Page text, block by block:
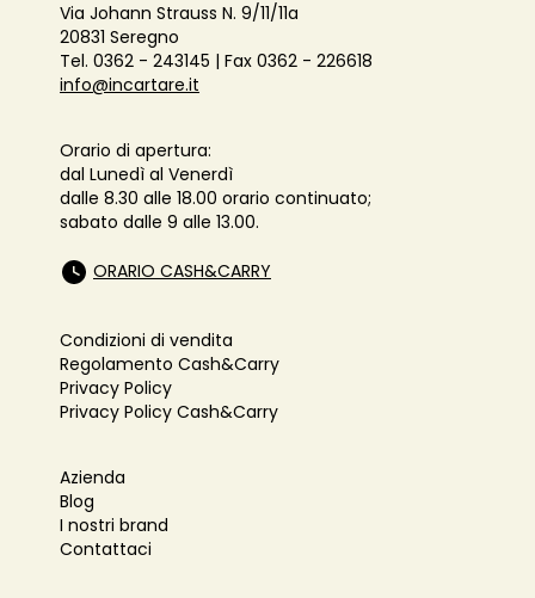
Via Johann Strauss N. 9/11/11a
20831 Seregno
Tel. 0362 - 243145 | Fax 0362 - 226618
info@incartare.it
Orario di apertura:
dal Lunedì al Venerdì
dalle 8.30 alle 18.00 orario continuato;
sabato dalle 9 alle 13.00.
ORARIO CASH&CARRY
Condizioni di vendita
Regolamento Cash&Carry
Privacy Policy
Privacy Policy Cash&Carry
Azienda
Blog
I nostri brand
Contattaci